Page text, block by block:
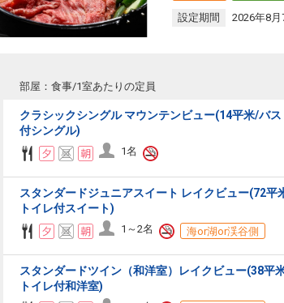
設定期間
2026年8月
部屋：食事/1室あたりの定員
クラシックシングル マウンテンビュー(14平米/バス
付シングル)
1名
スタンダードジュニアスイート レイクビュー(72平
トイレ付スイート)
1～2名 海or湖or渓谷側
スタンダードツイン（和洋室）レイクビュー(38平
トイレ付和洋室)